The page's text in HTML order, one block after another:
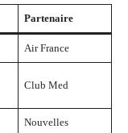
Partenaire
Air France
Club Med
Nouvelles